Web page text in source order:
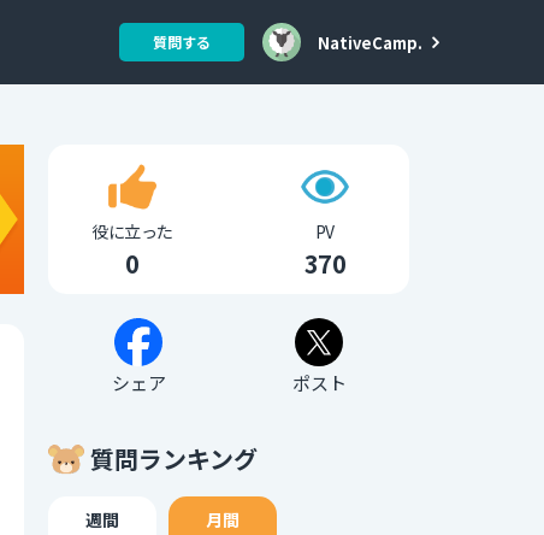
質問する NativeCamp.
役に立った
0
PV
370
シェア ポスト
質問ランキング
週間 月間